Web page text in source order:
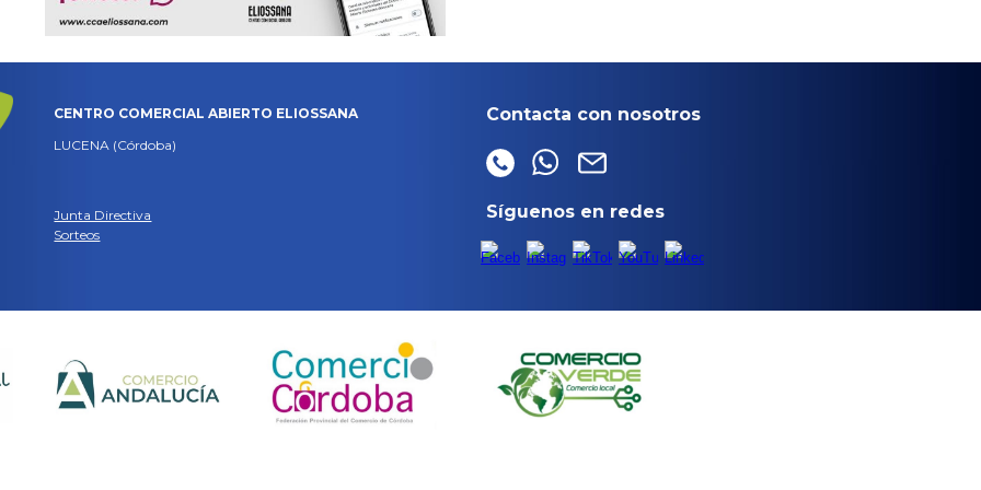
CENTRO COMERCIAL ABIERTO ELIOSSANA
LUCENA (Córdoba)
Junta Directiva
Sorteos
Contacta con nosotros
Síguenos en redes